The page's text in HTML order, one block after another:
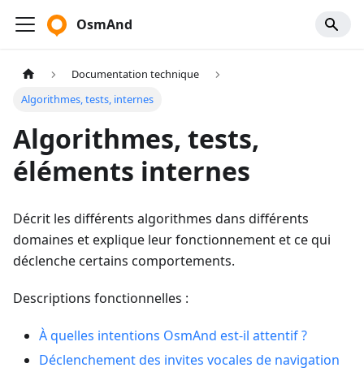
OsmAnd
Documentation technique
Algorithmes, tests, internes
Algorithmes, tests,
éléments internes
Décrit les différents algorithmes dans différents
domaines et explique leur fonctionnement et ce qui
déclenche certains comportements.
Descriptions fonctionnelles :
À quelles intentions OsmAnd est-il attentif ?
Déclenchement des invites vocales de navigation